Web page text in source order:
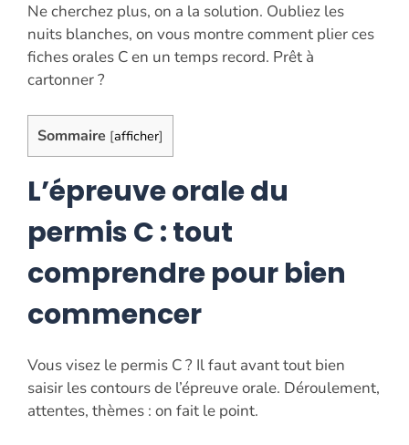
Ne cherchez plus, on a la solution. Oubliez les
nuits blanches, on vous montre comment plier ces
fiches orales C en un temps record. Prêt à
cartonner ?
Sommaire [afficher]
L’épreuve orale du
permis C : tout
comprendre pour bien
commencer
Vous visez le permis C ? Il faut avant tout bien
saisir les contours de l’épreuve orale. Déroulement,
attentes, thèmes : on fait le point.